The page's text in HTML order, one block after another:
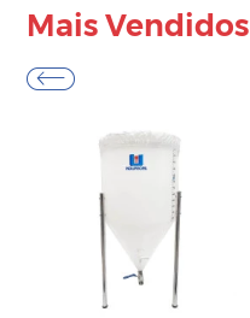
Mais Vendidos